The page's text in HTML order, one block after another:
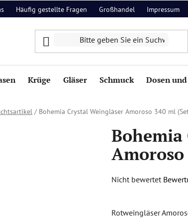
Häufig gestellte Fragen Großhandel Impressum
Krüge Gläser Schmuck Dosen
/ Bohemia Crystal Weingläser Amoroso 340 ml
Bohemia
Die
ist
Nicht bewertet
Rotweingläser